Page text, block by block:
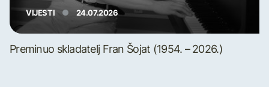
VIJESTI 24.07.2026
Preminuo skladatelj Fran Šojat (1954. – 2026.)